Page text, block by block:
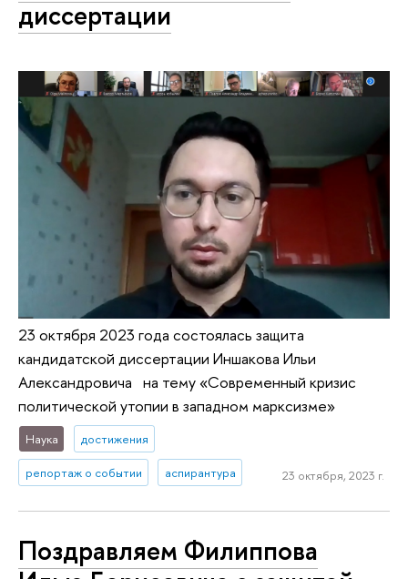
диссертации
23 октября 2023 года состоялась защита
кандидатской диссертации Иншакова Ильи
Александровича на тему «Современный кризис
политической утопии в западном марксизме»
Наука достижения
репортаж о событии аспирантура 23 октября, 2023 г.
Поздравляем Филиппова